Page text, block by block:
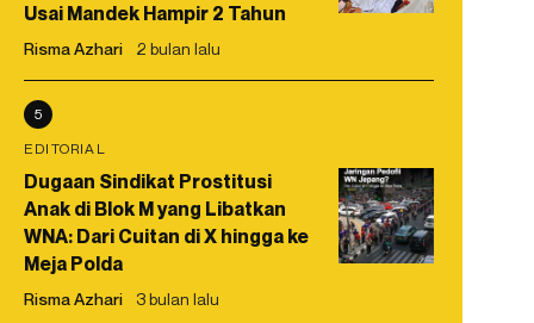
Usai Mandek Hampir 2 Tahun
Risma Azhari 2 bulan lalu
5
EDITORIAL
Dugaan Sindikat Prostitusi
Anak di Blok M yang Libatkan
WNA: Dari Cuitan di X hingga ke
Meja Polda
Risma Azhari 3 bulan lalu